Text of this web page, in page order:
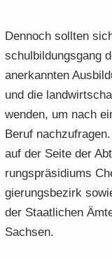
Den­noch soll­ten
schul­bil­dungs­gang
an­er­kann­ten
und die
wen­den, um nach
Beruf
auf der Seite der
rungs­prä­si­di­ums
gie­rungs­be­zirk
der Staat­li­chen
Sach­sen.